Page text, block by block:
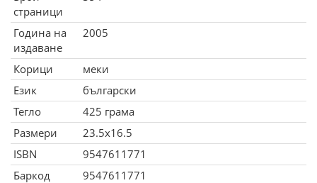
страници
Година на
издаване
2005
Корици
меки
Език
български
Тегло
425 грама
Размери
23.5x16.5
ISBN
9547611771
Баркод
9547611771